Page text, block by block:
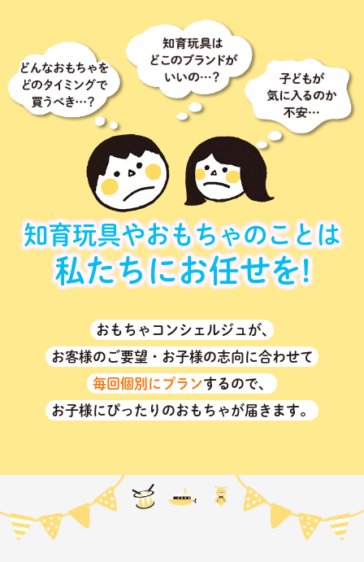
知育玩具やおもちゃのことは
私たちにお任せを!
おもちゃコンシェルジュが､
お客様のご要望・お子様の志向に合わせて
毎回個別にプランするので、
お子様にぴったりのおもちゃが届きます。